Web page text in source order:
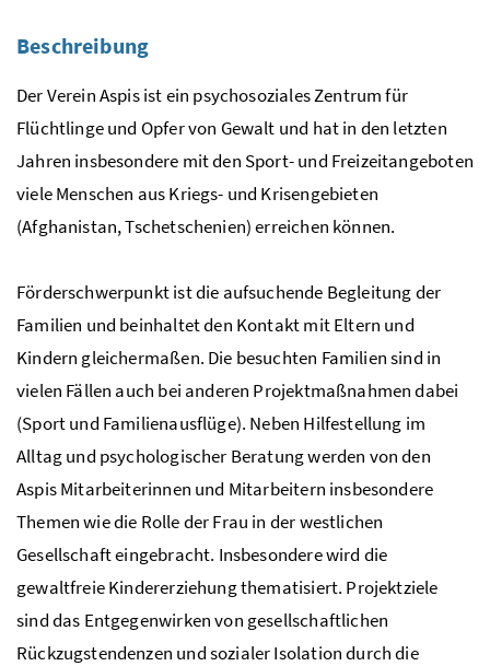
Beschreibung
Der Verein Aspis ist ein psychosoziales Zentrum für
Flüchtlinge und Opfer von Gewalt und hat in den letzten
Jahren insbesondere mit den Sport- und Freizeitangeboten
viele Menschen aus Kriegs- und Krisengebieten
(Afghanistan, Tschetschenien) erreichen können.
Förderschwerpunkt ist die aufsuchende Begleitung der
Familien und beinhaltet den Kontakt mit Eltern und
Kindern gleichermaßen. Die besuchten Familien sind in
vielen Fällen auch bei anderen Projektmaßnahmen dabei
(Sport und Familienausflüge). Neben Hilfestellung im
Alltag und psychologischer Beratung werden von den
Aspis Mitarbeiterinnen und Mitarbeitern insbesondere
Themen wie die Rolle der Frau in der westlichen
Gesellschaft eingebracht. Insbesondere wird die
gewaltfreie Kindererziehung thematisiert. Projektziele
sind das Entgegenwirken von gesellschaftlichen
Rückzugstendenzen und sozialer Isolation durch die